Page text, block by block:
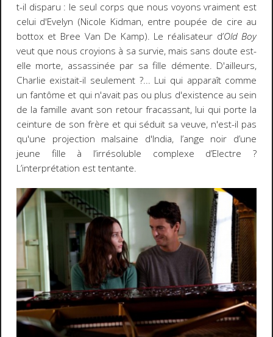
t-il disparu : le seul corps que nous voyons vraiment est
celui d'Evelyn (Nicole Kidman, entre poupée de cire au
bottox et Bree Van De Kamp). Le réalisateur d’Old Boy
veut que nous croyions à sa survie, mais sans doute est-
elle morte, assassinée par sa fille démente. D'ailleurs,
Charlie existait-il seulement ?... Lui qui apparaît comme
un fantôme et qui n'avait pas ou plus d'existence au sein
de la famille avant son retour fracassant, lui qui porte la
ceinture de son frère et qui séduit sa veuve, n'est-il pas
qu'une projection malsaine d'India, l’ange noir d’une
jeune fille à l’irrésoluble complexe d’Electre ?
L’interprétation est tentante.